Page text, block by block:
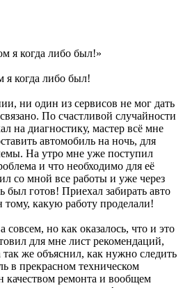
я когда либо был!»
я когда либо был!
ни один из сервисов не мог дать
По счастливой случайности
на диагностику, мастер всё мне
автомобиль на ночь, для
На утро мне уже поступил
и что необходимо для её
со мной все работы и уже через
был готов! Приехал забирать авто
тому, какую работу проделали!
совсем, но как оказалось, что и это
для мне лист рекомендаций,
так же объяснил, как нужно следить
в прекрасном техническом
качеством ремонта и вообщем